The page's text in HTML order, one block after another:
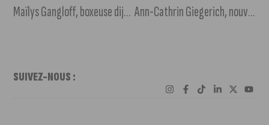
Maïlys Gangloff, boxeuse dijonnaise, en quête de dons pour le mondial. Ann-Cathrin Giegerich, nouvelle recrue de la JDA Dijon Handball
SUIVEZ-NOUS :